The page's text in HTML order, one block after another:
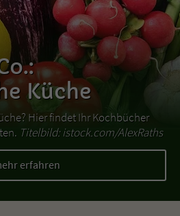
Küche
Hier findet Ihr Kochbücher
Titelbild: istock.com/AlexRaths
erfahren